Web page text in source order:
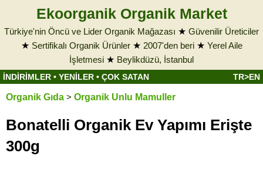
Ekoorganik Organik Market
Türkiye'nin Öncü ve Lider Organik Mağazası ★ Güvenilir Üreticiler
★ Sertifikalı Organik Ürünler★ 2007'den beri★ Yerel Aile
İşletmesi ★ Beylikdüzü, İstanbul
İNDİRİMLER • YENİLER • ÇOK SATAN TR>EN
Organik Gıda > Organik Unlu Mamuller
Bonatelli Organik Ev Yapımı Erişte
300g